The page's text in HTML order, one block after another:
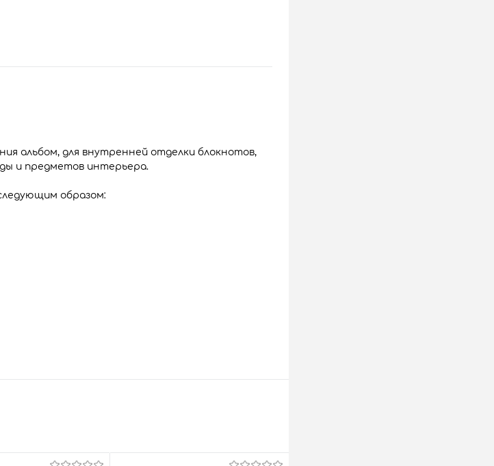
альбом, для внутренней отделки блокнотов,
и предметов интерьера.
образом: